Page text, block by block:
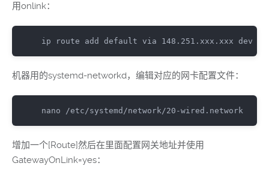
用onlink：
ip route add default via 148.251 .xxx .xxx dev
机器用的systemd-networkd，编辑对应的网卡配置文件：
nano /etc/systemd /network/20 -wired . network
增加一个[Route]然后在里面配置网关地址并使用
GatewayOnLink=yes：